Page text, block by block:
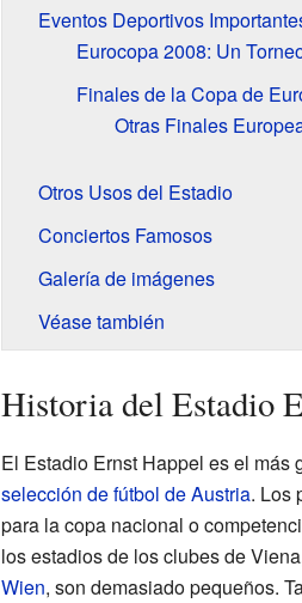
Eventos Deportivos
Eurocopa 2008: Un
Finales de la Copa de
Otras Finales
Otros Usos del Estadio
Conciertos Famosos
Galería de imágenes
Véase también
Historia del Estadio
El Estadio Ernst Happel es el más
selección de fútbol de Austria. Los
para la copa nacional o
los estadios de los clubes de
Wien, son demasiado pequeños.